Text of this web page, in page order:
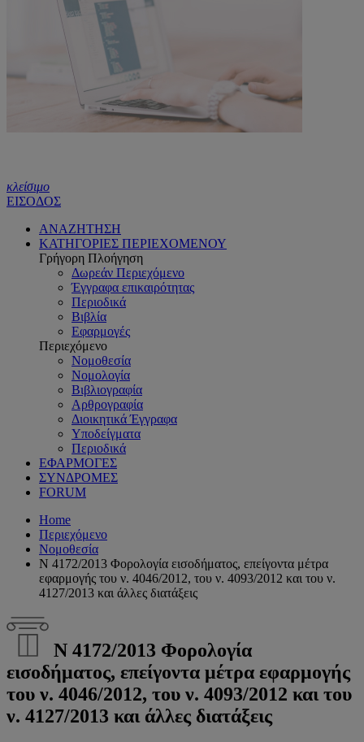
κλείσιμο
ΕΙΣΟΔΟΣ
ΑΝΑΖΗΤΗΣΗ
ΚΑΤΗΓΟΡΙΕΣ ΠΕΡΙΕΧΟΜΕΝΟΥ
Γρήγορη Πλοήγηση
Δωρεάν Περιεχόμενο
Έγγραφα επικαιρότητας
Περιοδικά
Βιβλία
Εφαρμογές
Περιεχόμενο
Νομοθεσία
Νομολογία
Βιβλιογραφία
Αρθρογραφία
Διοικητικά Έγγραφα
Υποδείγματα
Περιοδικά
ΕΦΑΡΜΟΓΕΣ
ΣΥΝΔΡΟΜΕΣ
FORUM
Home
Περιεχόμενο
Νομοθεσία
Ν 4172/2013 Φορολογία εισοδήματος, επείγοντα μέτρα
εφαρμογής του ν. 4046/2012, του ν. 4093/2012 και του ν.
4127/2013 και άλλες διατάξεις
Ν 4172/2013 Φορολογία
εισοδήματος, επείγοντα μέτρα εφαρμογής
του ν. 4046/2012, του ν. 4093/2012 και του
ν. 4127/2013 και άλλες διατάξεις